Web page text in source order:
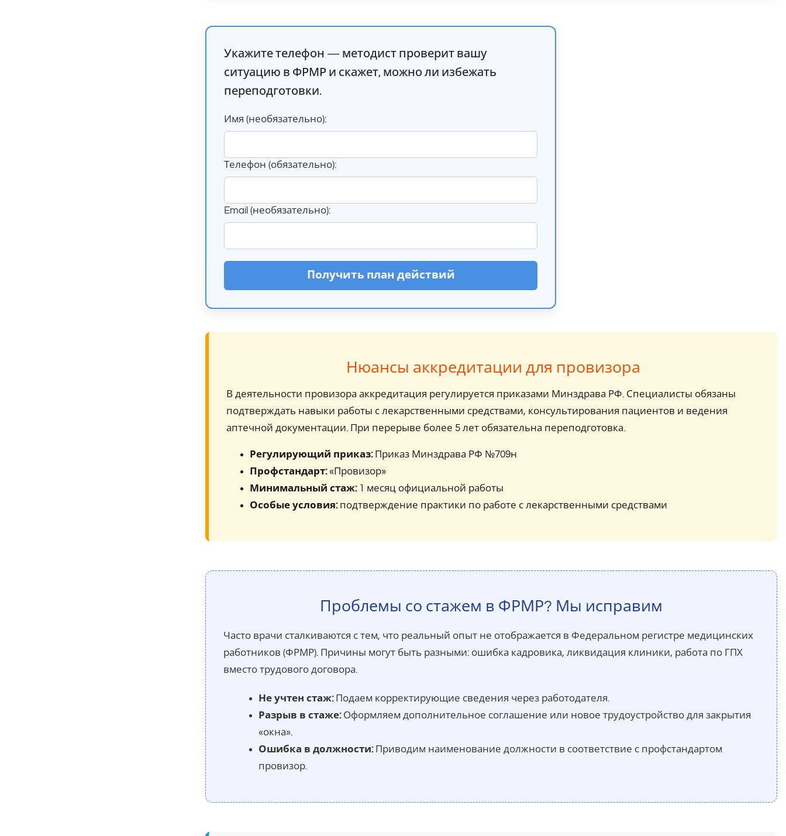
Укажите телефон — методист проверит вашу
ситуацию в ФРМР и скажет, можно ли избежать
переподготовки.
Имя (необязательно):
Телефон (обязательно):
Email (необязательно):
Получить план действий
Нюансы аккредитации для провизора
В деятельности провизора аккредитация регулируется приказами Минздрава РФ. Специалисты обязаны
подтверждать навыки работы с лекарственными средствами, консультирования пациентов и ведения
аптечной документации. При перерыве более 5 лет обязательна переподготовка.
Регулирующий приказ:Приказ Минздрава РФ №709н
Профстандарт:«Провизор»
Минимальный стаж:1 месяц официальной работы
Особые условия:подтверждение практики по работе с лекарственными средствами
Проблемы со стажем в ФРМР? Мы исправим
Часто врачи сталкиваются с тем, что реальный опыт не отображается в Федеральном регистре медицинских
работников (ФРМР). Причины могут быть разными: ошибка кадровика, ликвидация клиники, работа по ГПХ
вместо трудового договора.
Не учтен стаж:Подаем корректирующие сведения через работодателя.
Разрыв в стаже:Оформляем дополнительное соглашение или новое трудоустройство для закрытия
«окна».
Ошибка в должности:Приводим наименование должности в соответствие с профстандартом
провизор.